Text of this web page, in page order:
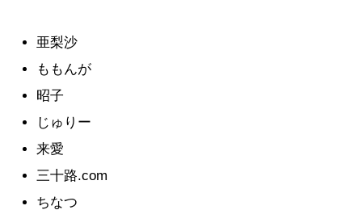
亜梨沙
ももんが
昭子
じゅりー
来愛
三十路.com
ちなつ